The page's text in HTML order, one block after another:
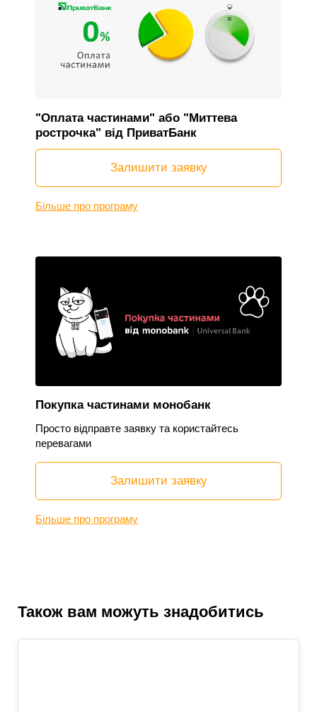
"Оплата частинами" або "Миттева
рострочка" від ПриватБанк
Залишити заявку
Більше про програму
Покупка частинами монобанк
Просто відправте заявку та користайтесь
перевагами
Залишити заявку
Більше про програму
Також вам можуть знадобитись